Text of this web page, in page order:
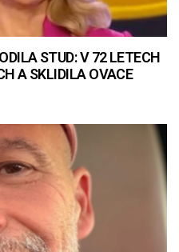
STUD: V 72 LETECH
A SKLIDILA OVACE